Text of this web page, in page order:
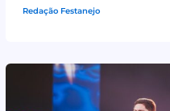
Redação Festanejo